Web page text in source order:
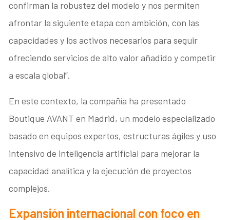
confirman la robustez del modelo y nos permiten
afrontar la siguiente etapa con ambición, con las
capacidades y los activos necesarios para seguir
ofreciendo servicios de alto valor añadido y competir
a escala global”.
En este contexto, la compañía ha presentado
Boutique AVANT en Madrid, un modelo especializado
basado en equipos expertos, estructuras ágiles y uso
intensivo de inteligencia artificial para mejorar la
capacidad analítica y la ejecución de proyectos
complejos.
Expansión internacional con foco en